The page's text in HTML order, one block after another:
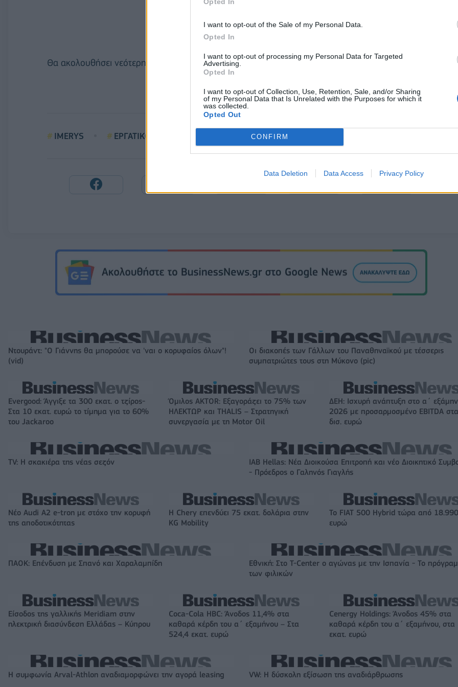
I want to opt-out of the Sale of my Personal Data.
Opted In
I want to opt-out of processing my Personal Data for Targeted
Advertising.
Opted In
I want to opt-out of Collection, Use, Retention, Sale, and/or Sharing
of my Personal Data that Is Unrelated with the Purposes for which it
was collected.
Opted Out
CONFIRM
Data Deletion Data Access Privacy Policy
Θα ακολουθήσει νεότερη ενημέρωση αμέσως μόλις υπάρχουν επίσημα στοιχεία".
IMERYS ΕΡΓΑΤΙΚΟ ΔΥΣΤΥΧΗΜΑ ΦΩΚΙΔΑ
Ντουράντ: "Ο Γιάννης θα μπορούσε να 'ναι ο κορυφαίος όλων"!
(vid)
Οι διακοπές των Γάλλων του Παναθηναϊκού με τέσσερις
συμπατριώτες τους στη Μύκονο (pic)
Evergood: Άγγιξε τα 300 εκατ. ο τζίρος-
Στα 10 εκατ. ευρώ το τίμημα για το 60%
του Jackaroo
Όμιλος AKTOR: Εξαγοράζει το 75% των
ΗΛΕΚΤΩΡ και THALIS – Στρατηγική
συνεργασία με τη Motor Oil
ΔΕΗ: Ισχυρή ανάπτυξη στο α΄
2026 με προσαρμοσμένο EBITDA
δισ. ευρώ
TV: Η σκακιέρα της νέας σεζόν
IAB Hellas: Νέα Διοικούσα Επιτροπή και νέο Διοικητικό
- Πρόεδρος ο Γαληνός Γιαγλής
Νέο Audi A2 e-tron με στόχο την κορυφή
της αποδοτικότητας
Η Chery επενδύει 75 εκατ. δολάρια στην
KG Mobility
Το FIAT 500 Hybrid τώρα από 18.990
ευρώ
ΠΑΟΚ: Επένδυση με Σπανό και Χαραλαμπίδη
Εθνική: Στο T-Center ο αγώνας με την Ισπανία - Το
των φιλικών
Είσοδος της γαλλικής Meridiam στην
ηλεκτρική διασύνδεση Ελλάδας – Κύπρου
Coca-Cola HBC: Άνοδος 11,4% στα
καθαρά κέρδη του α΄ εξαμήνου – Στα
524,4 εκατ. ευρώ
Cenergy Holdings: Άνοδος 45% στα
καθαρά κέρδη του α΄ εξαμήνου,
εκατ. ευρώ
Η συμφωνία Arval-Athlon αναδιαμορφώνει την αγορά leasing VW: Η δύσκολη εξίσωση της αναδιάρθρωσης